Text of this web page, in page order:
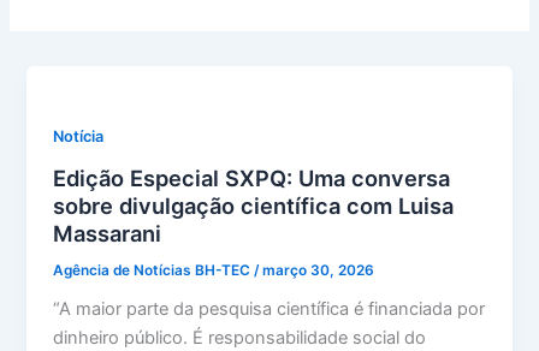
Notícia
Edição Especial SXPQ: Uma conversa
sobre divulgação científica com Luisa
Massarani
Agência de Notícias BH-TEC /março 30, 2026
“A maior parte da pesquisa científica é financiada por
dinheiro público. É responsabilidade social do